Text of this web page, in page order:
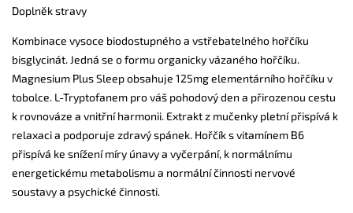
Doplněk stravy
Kombinace vysoce biodostupného a vstřebatelného hořčíku
bisglycinát. Jedná se o formu organicky vázaného hořčíku.
Magnesium Plus Sleep obsahuje 125mgelementárního hořčíku v
tobolce. L-Tryptofanem pro váš pohodový den a přirozenou cestu
k rovnováze a vnitřní harmonii. Extrakt z mučenky pletní přispívá k
relaxaci a podporuje zdravý spánek. Hořčík s vitamínem B6
přispívá ke snížení míry únavy a vyčerpání, k normálnímu
energetickému metabolismu a normálníčinnosti nervové
soustavy a psychické činnosti.